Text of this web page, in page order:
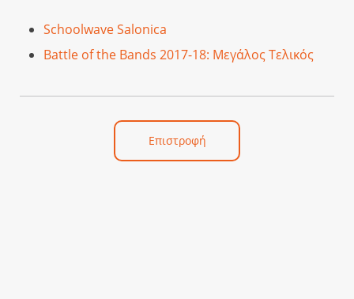
Schoolwave Salonica
Battle of the Bands 2017-18: Μεγάλος Τελικός
Επιστροφή